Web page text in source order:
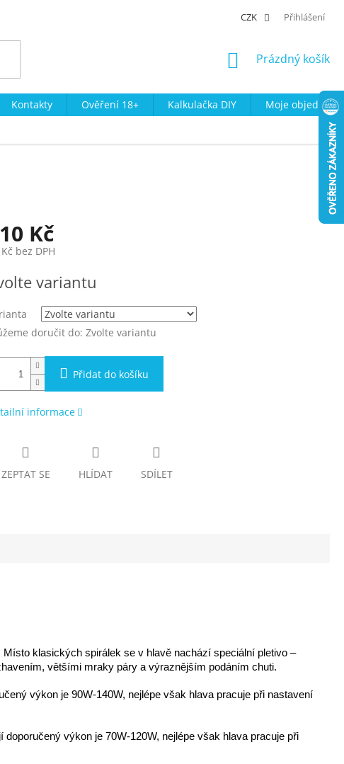
CZK Přihlášení
NÁKUPNÍ
Prázdný košík
Kontakty Ověření 18+ Kalkulačka DIY
Moje
Kč
bez DPH
variantu
doručit do: Zvolte variantu
Přidat do košíku
informace
ZEPTAT SE HLÍDAT SDÍLET
klasických spirálek se v hlavě nachází speciální pletivo –
většími mraky páry a výraznějším podáním chuti.
výkon je 90W-140W, nejlépe však hlava pracuje při nastavení
výkon je 70W-120W, nejlépe však hlava pracuje při